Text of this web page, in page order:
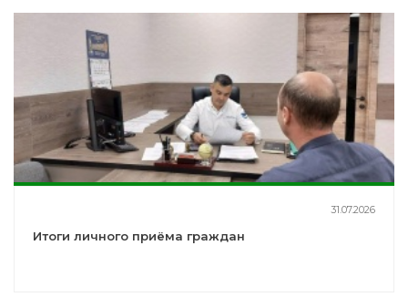
31.07.2026
Итоги личного приёма граждан